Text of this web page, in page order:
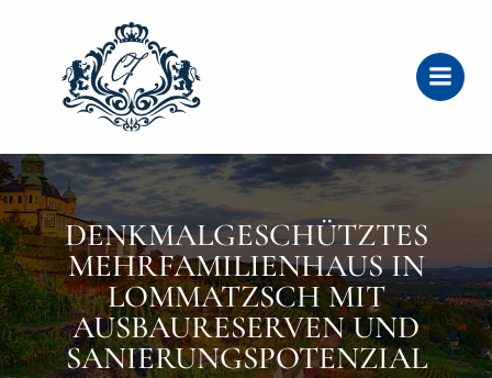
DENKMALGESCHÜTZTES
MEHRFAMILIENHAUS IN
LOMMATZSCH MIT
AUSBAURESERVEN UND
SANIERUNGSPOTENZIAL